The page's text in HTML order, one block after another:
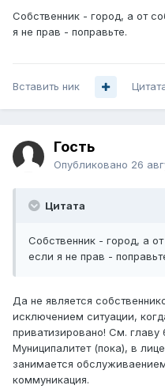
Собственник - город, а от
я не прав - поправьте.
Вставить ник
Гость
Опубликовано 26
Цитата
Собственник - город, а
если я не прав -
Да не является
исключением ситуации,
приватизировано! См.
Муниципалитет (пока), в
занимается
коммуникация.